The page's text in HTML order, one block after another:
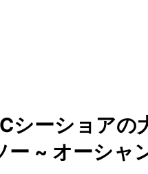
シーショアの
ー ~ オーシャ